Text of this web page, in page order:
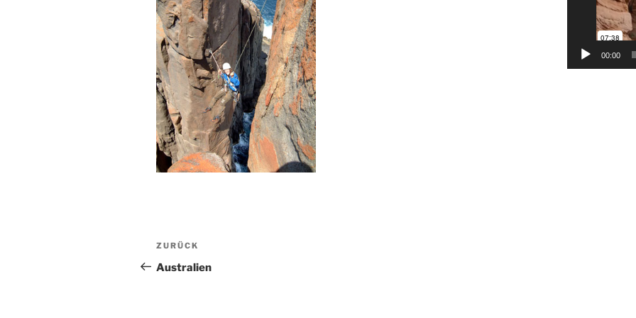
Beitragsnavigation
Vorheriger
Beitrag
ZURÜCK
Australien
00:00